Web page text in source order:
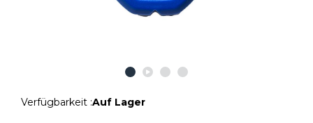
Verfügbarkeit :Auf Lager